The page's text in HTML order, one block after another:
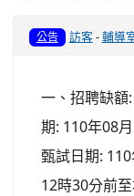
公告 訪客-輔導
一、招聘缺
期: 110年08
甄試日期:
12時30分前